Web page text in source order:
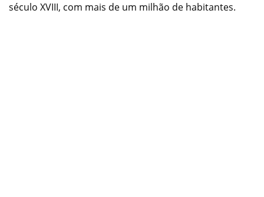
século XVIII, com mais de um milhão de habitantes.